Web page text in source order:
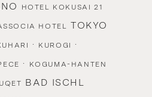
HOTEL KOKUSAI 21
HOTEL TOKYO
· KUROGI ·
· KOGUMA-HANTEN
BAD ISCHL